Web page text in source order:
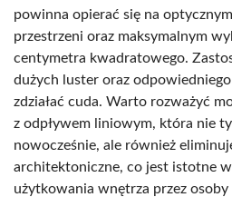
powinna opierać się na
przestrzeni oraz maksymalnym
centymetra kwadratowego.
dużych luster oraz
zdziałać cuda. Warto rozważyć
z odpływem liniowym, która nie
nowocześnie, ale również
architektoniczne, co jest istotne w
użytkowania wnętrza przez osoby